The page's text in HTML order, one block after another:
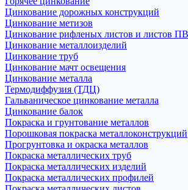
Цинкование дорожных конструкций
Цинкование метизов
Цинкование рифленых листов и листов
Цинкование металлоизделий
Цинкование труб
Цинкование мачт освещения
Цинкование металла
Термодиффузия (ТДЦ)
Гальваническое цинкование металла
Цинкование балок
Покраска и грунтование металлов
Порошковая покраска металлоконструкций
Прогрунтовка и окраска металлов
Покраска металлических труб
Покраска металлических изделий
Покраска металлических профилей